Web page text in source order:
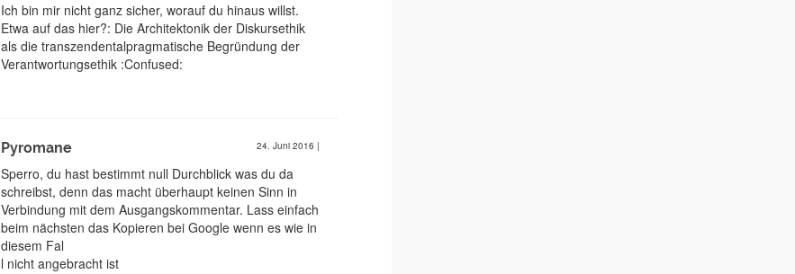
Ich bin mir nicht ganz sicher, worauf du hinaus willst.
Etwa auf das hier?: Die Architektonik der Diskursethik
als die transzendentalpragmatische Begründung der
Verantwortungsethik :Confused:
Pyromane 24. Juni 2016 |
Sperro, du hast bestimmt null Durchblick was du da
schreibst, denn das macht überhaupt keinen Sinn in
Verbindung mit dem Ausgangskommentar. Lass einfach
beim nächsten das Kopieren bei Google wenn es wie in
diesem Fal
l nicht angebracht ist